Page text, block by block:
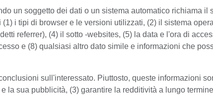
un soggetto dei dati o un sistema automatico richiama il
i tipi di browser e le versioni utilizzati, (2) il sistema
referrer), (4) il sotto -websites, (5) la data e l'ora di
e (8) qualsiasi altro dato simile e informazioni che
sull'interessato. Piuttosto, queste informazioni
la sua pubblicità, (3) garantire la redditività a lungo